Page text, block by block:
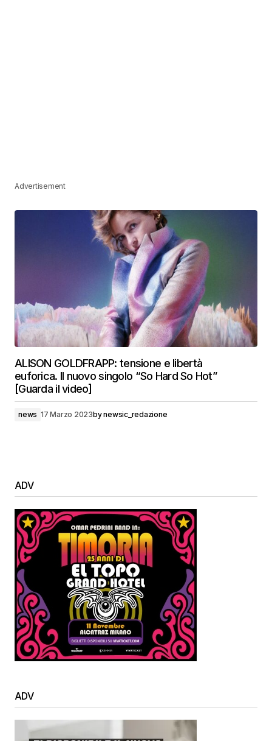
Advertisement
ALISON GOLDFRAPP: tensione e libertà
euforica. Il nuovo singolo “So Hard So Hot”
[Guarda il video]
news 17 Marzo 2023bynewsic_redazione
ADV
ADV